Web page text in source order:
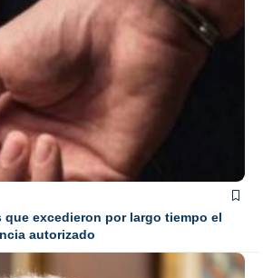
que excedieron por largo tiempo el
autorizado